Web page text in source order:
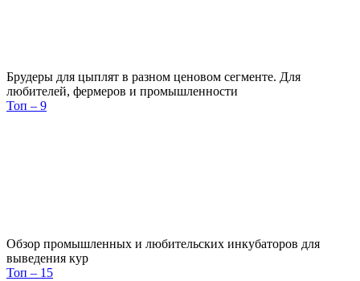
Брудеры для цыплят в разном ценовом сегменте. Для
любителей, фермеров и промышленности
Топ – 9
Обзор промышленных и любительских инкубаторов для
выведения кур
Топ – 15